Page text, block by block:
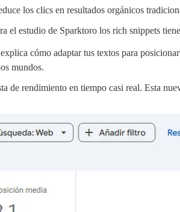
los clics en resultados orgánicos
el estudio de Sparktoro los rich snippets
explica cómo adaptar tus textos para
mundos.
de rendimiento en tiempo casi real. Esta